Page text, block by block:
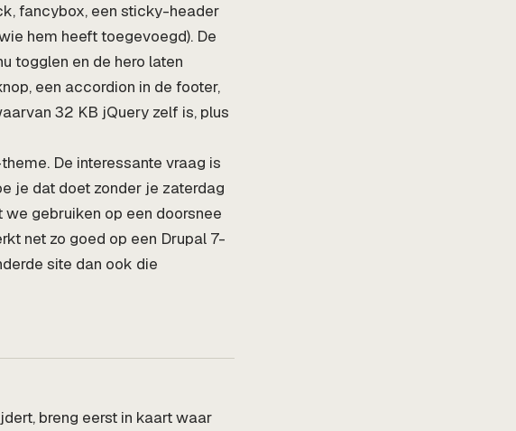
fancybox, een sticky-header
hem heeft toegevoegd). De
togglen en de hero laten
een accordion in de footer,
32 KB jQuery zelf is, plus
De interessante vraag is
je dat doet zonder je zaterdag
gebruiken op een doorsnee
net zo goed op een Drupal 7-
site dan ook die
breng eerst in kaart waar